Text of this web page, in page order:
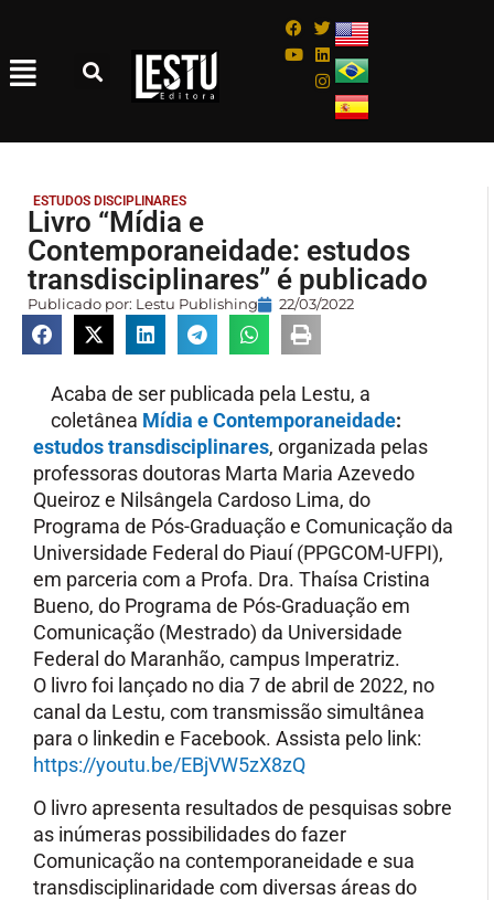
ESTUDOS DISCIPLINARES
Livro “Mídia e
Contemporaneidade: estudos
transdisciplinares” é publicado
Publicado por: Lestu Publishing 22/03/2022
Acaba de ser publicada pela Lestu, a
coletânea Mídia e Contemporaneidade:
estudos transdisciplinares, organizada pelas
professoras doutoras Marta Maria Azevedo
Queiroz e Nilsângela Cardoso Lima, do
Programa de Pós-Graduação e Comunicação da
Universidade Federal do Piauí (PPGCOM-UFPI),
em parceria com a Profa. Dra. Thaísa Cristina
Bueno, do Programa de Pós-Graduação em
Comunicação (Mestrado) da Universidade
Federal do Maranhão, campus Imperatriz.
O livro foi lançado no dia 7 de abril de 2022, no
canal da Lestu, com transmissão simultânea
para o linkedin e Facebook. Assista pelo link:
https://youtu.be/EBjVW5zX8zQ
O livro apresenta resultados de pesquisas sobre
as inúmeras possibilidades do fazer
Comunicação na contemporaneidade e sua
transdisciplinaridade com diversas áreas do